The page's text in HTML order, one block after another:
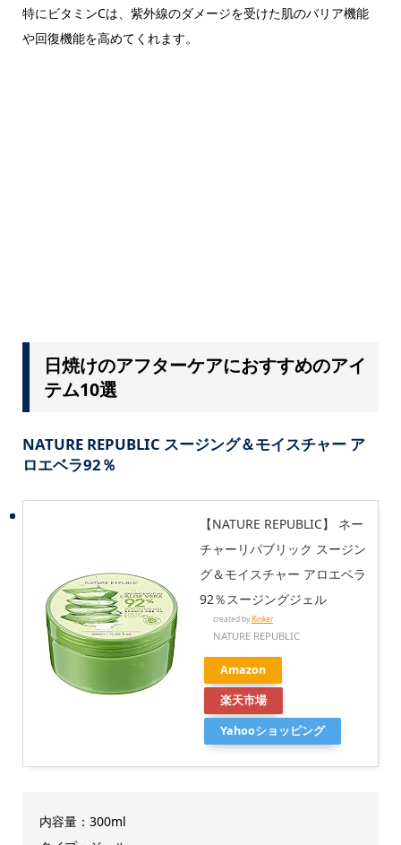
特にビタミンCは、紫外線のダメージを受けた肌のバリア機能
や回復機能を高めてくれます。
日焼けのアフターケアにおすすめのアイ
テム10選
NATURE REPUBLIC スージング＆モイスチャー ア
ロエベラ92％
【NATURE REPUBLIC】 ネー
チャーリパブリック スージン
グ＆モイスチャー アロエベラ
92％スージングジェル
created byRinker
NATURE REPUBLIC
Amazon
楽天市場
Yahooショッピング
内容量：300ml